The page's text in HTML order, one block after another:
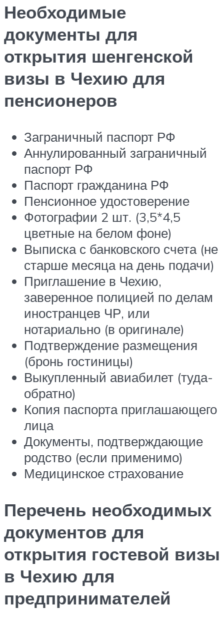
Необходимые
документы для
открытия шенгенской
визы в Чехию для
пенсионеров
Заграничный паспорт РФ
Аннулированный заграничный
паспорт РФ
Паспорт гражданина РФ
Пенсионное удостоверение
Фотографии 2 шт. (3,5*4,5
цветные на белом фоне)
Выписка с банковского счета (не
старше месяца на день подачи)
Приглашение в Чехию,
заверенное полицией по делам
иностранцев ЧР, или
нотариально (в оригинале)
Подтверждение размещения
(бронь гостиницы)
Выкупленный авиабилет (туда-
обратно)
Копия паспорта приглашающего
лица
Документы, подтверждающие
родство (если применимо)
Медицинское страхование
Перечень необходимых
документов для
открытия гостевой визы
в Чехию для
предпринимателей